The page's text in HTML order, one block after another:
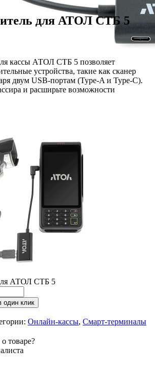
для АТОЛ СТБ 5
кассы АТОЛ СТБ 5 позволяет
устройства, такие как сканер
двум USB-портам (Type-A и Type-C).
и расширьте возможности
АТОЛ СТБ 5
один клик
Онлайн-кассы, Смарт-терминалы
товаре?